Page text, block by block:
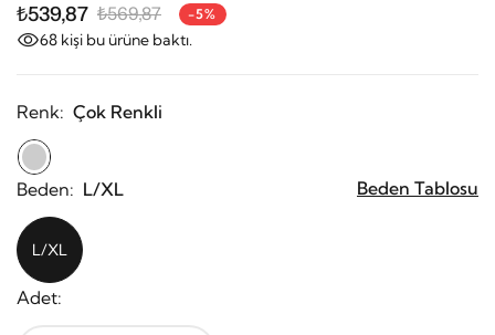
₺539,87 ₺569,87 -5%
68 kişi bu ürüne baktı.
Renk: Çok Renkli
Beden: L/XL Beden Tablosu
L/XL
Adet: